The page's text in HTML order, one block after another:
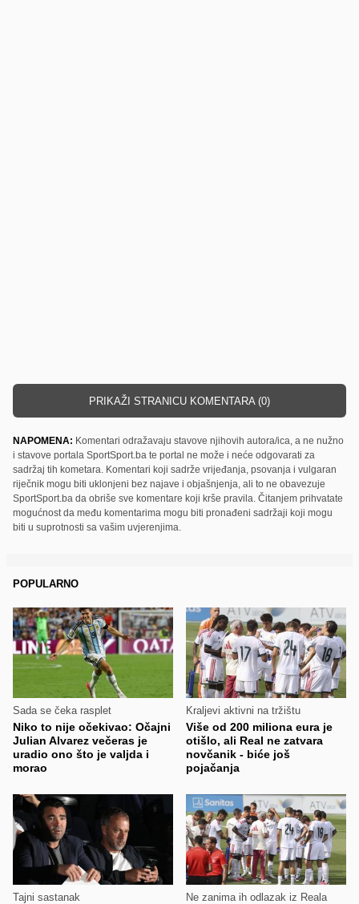
PRIKAŽI STRANICU KOMENTARA (0)
NAPOMENA: Komentari odražavaju stavove njihovih autora/ica, a ne nužno
i stavove portala SportSport.ba te portal ne može i neće odgovarati za
sadržaj tih kometara. Komentari koji sadrže vrijeđanja, psovanja i vulgaran
riječnik mogu biti uklonjeni bez najave i objašnjenja, ali to ne obavezuje
SportSport.ba da obriše sve komentare koji krše pravila. Čitanjem prihvatate
mogućnost da među komentarima mogu biti pronađeni sadržaji koji mogu
biti u suprotnosti sa vašim uvjerenjima.
POPULARNO
Sada se čeka rasplet
Niko to nije očekivao: Očajni
Julian Alvarez večeras je
uradio ono što je valjda i
morao
Kraljevi aktivni na tržištu
Više od 200 miliona eura je
otišlo, ali Real ne zatvara
novčanik - biće još
pojačanja
Tajni sastanak Ne zanima ih odlazak iz Reala